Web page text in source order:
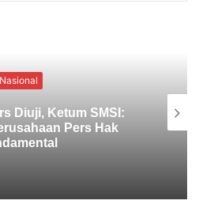
Nasional
Verifikasi Media
Organisasi Media,
: Siap Membahas